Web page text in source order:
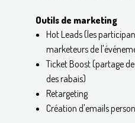
Outils de marketing
Hot Leads (les
marketeurs de
Ticket Boost (partage
des rabais)
Retargeting
Création d'emails